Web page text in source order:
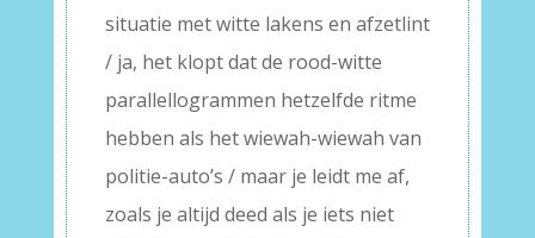
situatie met witte lakens en afzetlint
/ ja, het klopt dat de rood-witte
parallellogrammen hetzelfde ritme
hebben als het wiewah-wiewah van
politie-auto’s / maar je leidt me af,
zoals je altijd deed als je iets niet